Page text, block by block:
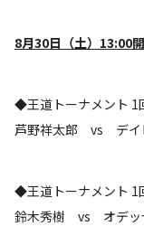
8月30日（土）13:00
◆王道トーナメント 1
芦野祥太郎 vs デイ
◆王道トーナメント 1
鈴木秀樹 vs オデッ